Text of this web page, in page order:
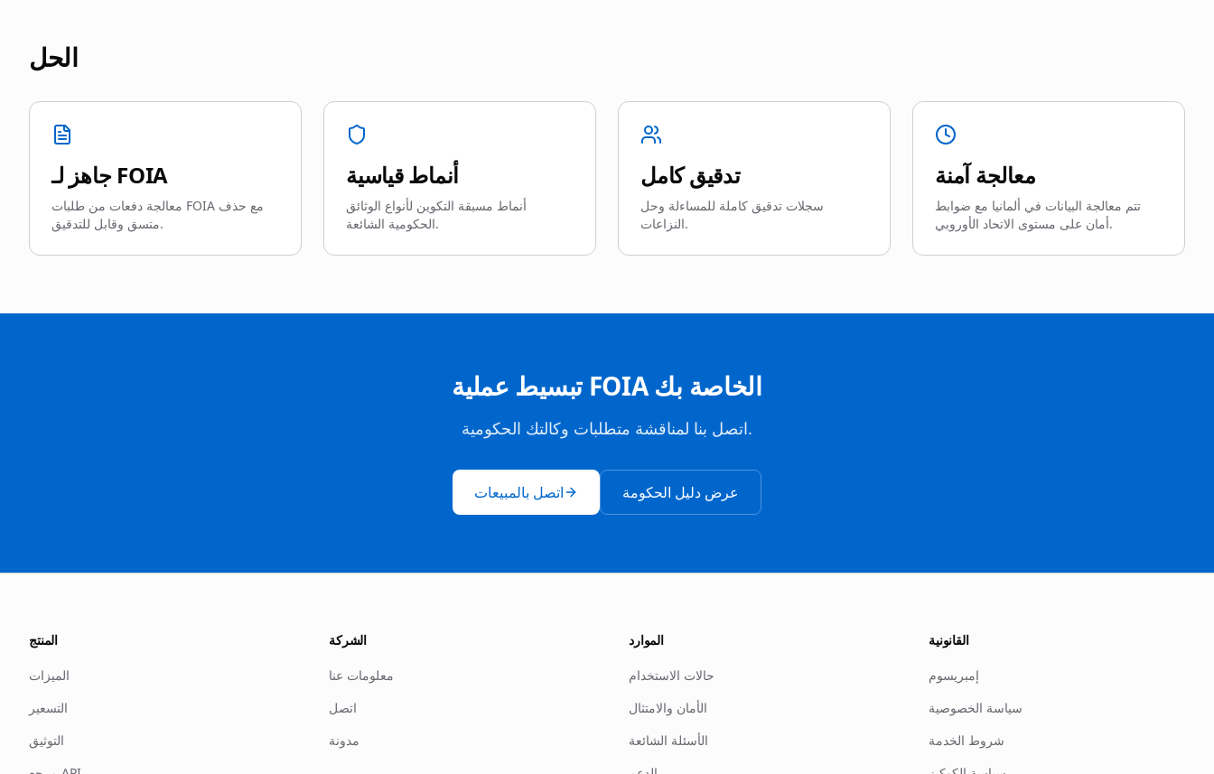
الحل
جاهز لـ FOIA
معالجة دفعات من طلبات FOIA مع حذف
متسق وقابل للتدقيق.
أنماط قياسية
أنماط مسبقة التكوين لأنواع الوثائق
الحكومية الشائعة.
تدقيق كامل
سجلات تدقيق كاملة للمساءلة وحل
النزاعات.
معالجة آمنة
تتم معالجة البيانات في ألمانيا مع ضوابط
أمان على مستوى الاتحاد الأوروبي.
تبسيط عملية FOIA الخاصة بك
اتصل بنا لمناقشة متطلبات وكالتك الحكومية.
اتصل بالمبيعات عرض دليل الحكومة
المنتج
الميزات
التسعير
التوثيق
الشركة
معلومات عنا
اتصل
مدونة
الموارد
حالات الاستخدام
الأمان والامتثال
الأسئلة الشائعة
القانونية
إمبريسوم
سياسة الخصوصية
شروط الخدمة